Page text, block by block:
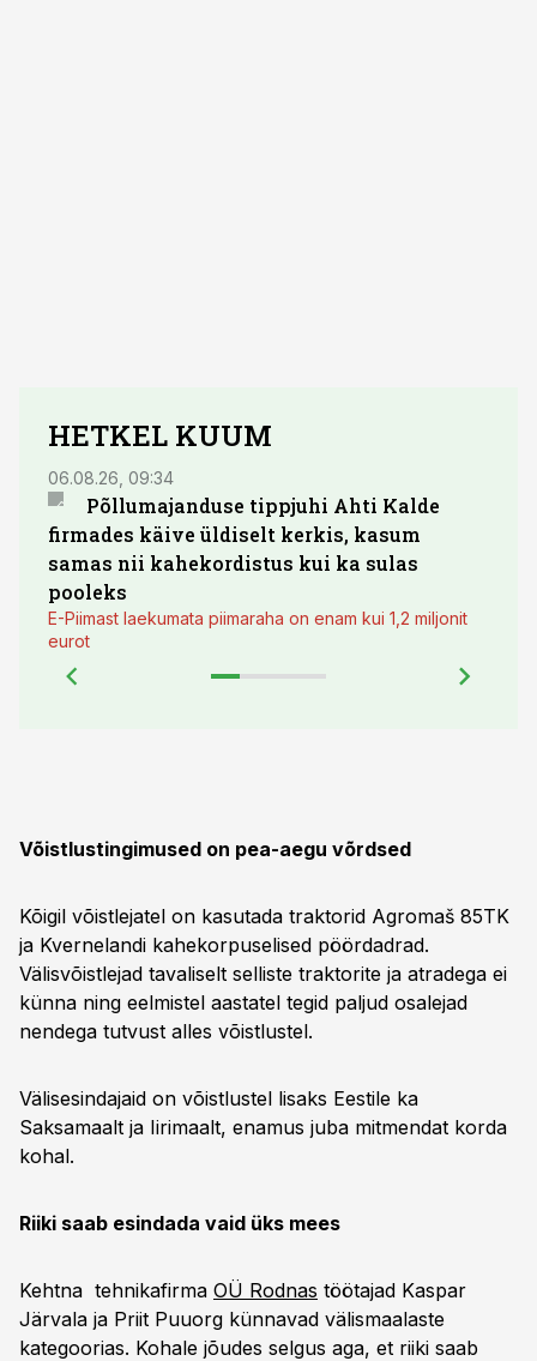
HETKEL KUUM
06.08.26, 09:34
Põllumajanduse tippjuhi Ahti Kalde
firmades käive üldiselt kerkis, kasum
samas nii kahekordistus kui ka sulas
pooleks
E-Piimast laekumata piimaraha on enam kui 1,2 miljonit
eurot
Võistlustingimused on pea-aegu võrdsed
Kõigil võistlejatel on kasutada traktorid Agromaš 85TK
ja Kvernelandi kahekorpuselised pöördadrad.
Välisvõistlejad tavaliselt selliste traktorite ja atradega ei
künna ning eelmistel aastatel tegid paljud osalejad
nendega tutvust alles võistlustel.
Välisesindajaid on võistlustel lisaks Eestile ka
Saksamaalt ja Iirimaalt, enamus juba mitmendat korda
kohal.
Riiki saab esindada vaid üks mees
Kehtna tehnikafirma OÜ Rodnas töötajad Kaspar
Järvala ja Priit Puuorg künnavad välismaalaste
kategoorias. Kohale jõudes selgus aga, et riiki saab